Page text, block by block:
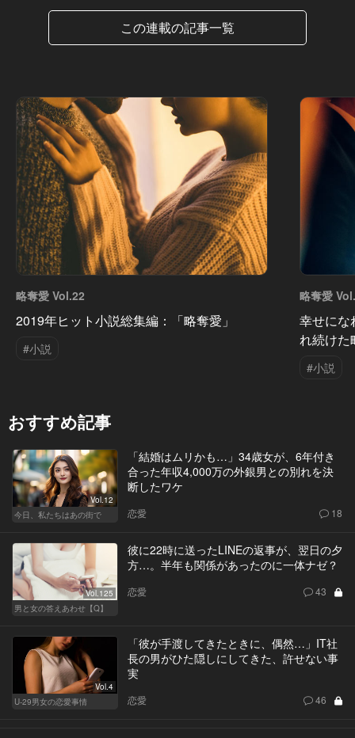
この連載の記事一覧
略奪愛 Vol.22
2019年ヒット小説総集編：「略奪愛」
#小説
略奪愛
幸せにな
れ続けた
#小説
おすすめ記事
Vol.12
今日、私たちはあの街で
「結婚はムリかも…」34歳女が、6年付き
合った年収4,000万の外銀男との別れを決
断したワケ
恋愛 18
Vol.125
男と女の答えあわせ【Q】
彼に22時に送ったLINEの返事が、翌日の夕
方…。半年も関係があったのに一体ナゼ？
恋愛 43
Vol.4
U-29男女の恋愛事情
「彼が手渡してきたときに、偶然…」IT社
長の男がひた隠しにしてきた、許せない事
実
恋愛 46